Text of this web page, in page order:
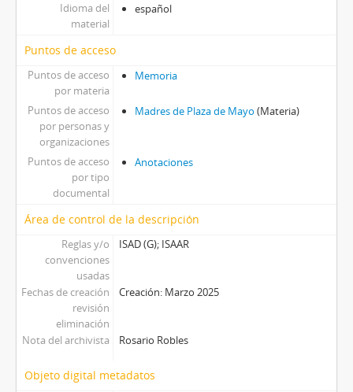
Idioma del
material
español
Puntos de acceso
Puntos de acceso
por materia
Memoria
Puntos de acceso
por personas y
organizaciones
Madres de Plaza de Mayo (Materia)
Puntos de acceso
por tipo
documental
Anotaciones
Área de control de la descripción
Reglas y/o
convenciones
usadas
ISAD (G); ISAAR
Fechas de creación
revisión
eliminación
Creación: Marzo 2025
Nota del archivista Rosario Robles
Objeto digital metadatos